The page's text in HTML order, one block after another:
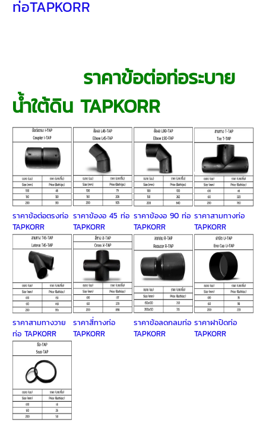
ท่อTAPKORR
ราคาข้อต่อท่อระบาย
น้ำใต้ดิน TAPKORR
ราคาข้อต่อตรงท่อ
TAPKORR
ราคาข้องอ 45 ท่อ
TAPKORR
ราคาข้องอ 90 ท่อ
TAPKORR
ราคาสามทางท่อ
TAPKORR
ราคาสามทางวาย
ท่อ TAPKORR
ราคาสี่ทางท่อ
TAPKORR
ราคาข้อลดกลมท่อ
TAPKORR
ราคาฝาปิดท่อ
TAPKORR